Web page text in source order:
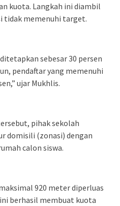
kuota. Langkah ini diambil
tidak memenuhi target.
sebesar 30 persen
pendaftar yang memenuhi
ujar Mukhlis.
pihak sekolah
domisili (zonasi) dengan
calon siswa.
920 meter diperluas
berhasil membuat kuota